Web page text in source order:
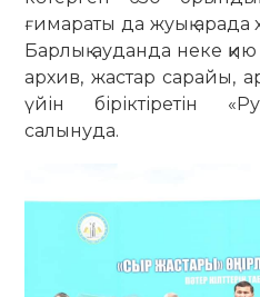
ғимараты да жуық арада
Барлық ауданда неке
архив, жастар сарайы,
үйін біріктіретін
салынуда.